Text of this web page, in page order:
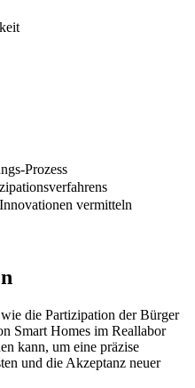
Prozess
vermitteln
die Partizipation der Bürger
Smart Homes im Reallabor
kann, um eine präzise
und die Akzeptanz neuer